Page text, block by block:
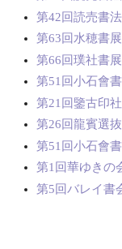
第42回読売書
第63回水穂書展
第66回璞社書展
第51回小石會
第21回鑒古印
第26回龍賓選
第51回小石會
第1回華ゆきの
第5回バレイ書